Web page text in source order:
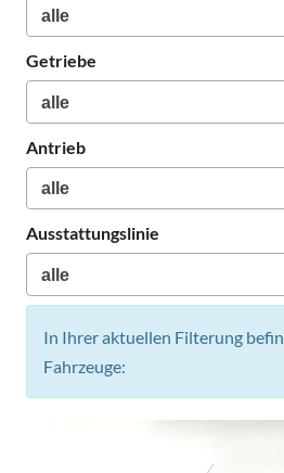
Getriebe
Antrieb
Ausstattungslinie
In Ihrer aktuellen Filterung
Fahrzeuge: